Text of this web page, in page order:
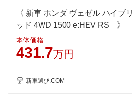
60km定地 -
装備オプション
《 新車 ホンダ ヴェゼル ハイブリ
ッド 4WD 1500 e:HEV RS 》
本体価格
431.7万円
新車選び.COM